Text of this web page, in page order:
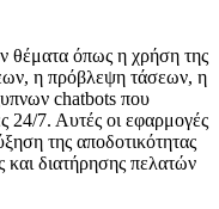
θέματα όπως η χρήση της
η πρόβλεψη τάσεων, η
chatbots που
24/7. Αυτές οι εφαρμογές
της αποδοτικότητας
διατήρησης πελατών